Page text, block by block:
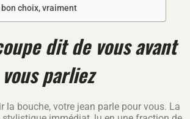
choix, vraiment
dit de vous avant
parliez
la bouche, votre jean parle pour vous. La